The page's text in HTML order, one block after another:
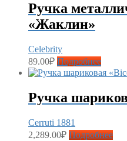
Ручка
«Жаклин»
Celebrity
89.00₽ Подробнее
Ручка
Cerruti 1881
2,289.00₽ Подробнее